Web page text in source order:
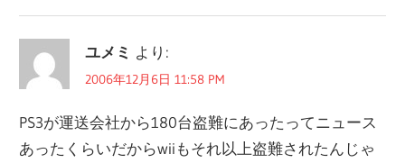
ユメミ より:
2006年12月6日 11:58 PM
PS3が運送会社から180台盗難にあったってニュース
あったくらいだからwiiもそれ以上盗難されたんじゃ